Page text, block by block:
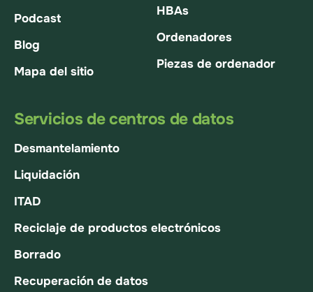
Podcast
Blog
Mapa del sitio
HBAs
Ordenadores
Piezas de ordenador
Servicios de centros de datos
Desmantelamiento
Liquidación
ITAD
Reciclaje de productos electrónicos
Borrado
Recuperación de datos